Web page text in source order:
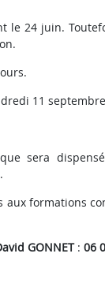
le 24 juin.
11
sera
formations
GONNET: 06